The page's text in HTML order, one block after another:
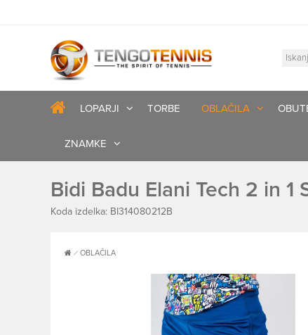
LOPARJI TORBE OBLAČILA
ZNAMKE
Bidi Badu Elani Tech 2 in 1
Koda izdelka: BI314080212B
OBLAČILA